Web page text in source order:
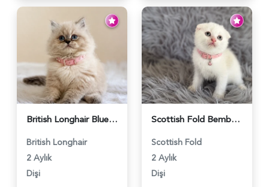
British Longhair Blue Point Afrodit Yuva Arıyor - 6118
British Longhair
2 Aylık
Dişi
Scottish Fold Bembeyaz Pembe Burun Yavrumuz - 6120
Scottish Fold
2 Aylık
Dişi